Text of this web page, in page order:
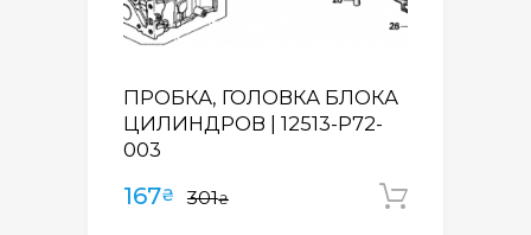
ПРОБКА, ГОЛОВКА БЛОКА
ЦИЛИНДРОВ | 12513-P72-
003
301₴
167₴